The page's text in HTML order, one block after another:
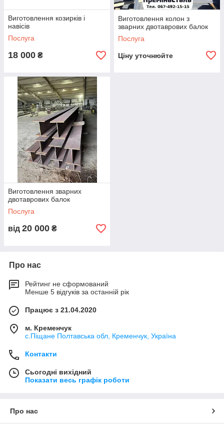
Виготовлення козирків і
навісів
Послуга
18 000 ₴
Виготовлення колон з
зварних двотаврових балок
Послуга
Ціну уточнюйте
Виготовлення зварних
двотаврових балок
Послуга
від 20 000 ₴
Про нас
Рейтинг не сформований
Менше 5 відгуків за останній рік
Працює з 21.04.2020
м. Кременчук
с.Піщане Полтавська обл, Кременчук, Україна
Контакти
Сьогодні вихідний
Показати весь графік роботи
Про нас